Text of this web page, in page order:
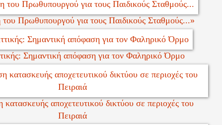
Πρωθυπουργού για τους Παιδικούς Σταθμούς...»
Σημαντική απόφαση για τον Φαληρικό Όρμο
αποχετευτικού δικτύου σε περιοχές του
Πειραιά